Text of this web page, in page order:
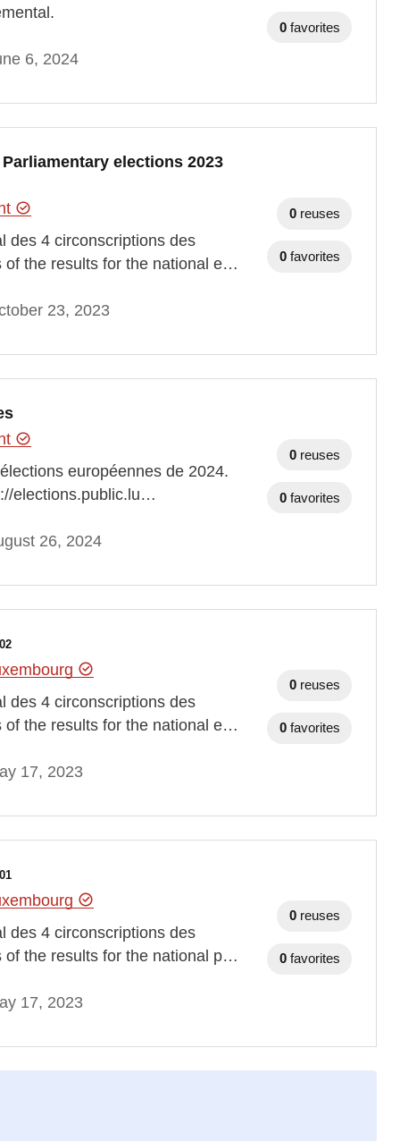
6, 2024
0 favorites
elections 2023
des 4 circonscriptions des
of the results for the national e…
23, 2023
0 reuses
0 favorites
européennes de 2024.
elections.public.lu…
26, 2024
0 reuses
0 favorites
des 4 circonscriptions des
of the results for the national e…
17, 2023
0 reuses
0 favorites
des 4 circonscriptions des
of the results for the national p…
17, 2023
0 reuses
0 favorites